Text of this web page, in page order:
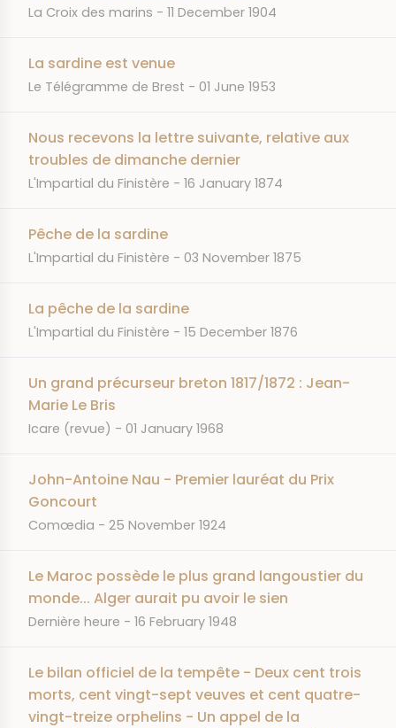
JOURNAL
La Croix des marins DATE
11 December 1904
La sardine est venue
JOURNAL
Le Télégramme de Brest DATE
01 June 1953
Nous recevons la lettre suivante, relative aux
troubles de dimanche dernier
JOURNAL
L'Impartial du Finistère DATE
16 January 1874
Pêche de la sardine
JOURNAL
L'Impartial du Finistère DATE
03 November 1875
La pêche de la sardine
JOURNAL
L'Impartial du Finistère DATE
15 December 1876
Un grand précurseur breton 1817/1872 : Jean-
Marie Le Bris
JOURNAL
Icare (revue) DATE
01 January 1968
John-Antoine Nau - Premier lauréat du Prix
Goncourt
JOURNAL
Comœdia DATE
25 November 1924
Le Maroc possède le plus grand langoustier du
monde... Alger aurait pu avoir le sien
JOURNAL
Dernière heure DATE
16 February 1948
Le bilan officiel de la tempête - Deux cent trois
morts, cent vingt-sept veuves et cent quatre-
vingt-treize orphelins - Un appel de la